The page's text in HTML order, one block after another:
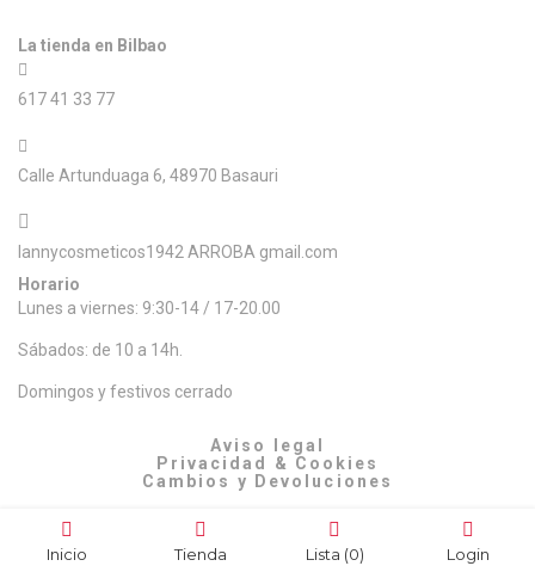
La tienda en Bilbao
617 41 33 77
Calle Artunduaga 6, 48970 Basauri
lannycosmeticos1942 ARROBA gmail.com
Horario
Lunes a viernes: 9:30-14 / 17-20.00
Sábados: de 10 a 14h.
Domingos y festivos cerrado
Aviso legal
Privacidad & Cookies
Cambios y Devoluciones
Inicio Tienda Lista (0) Login